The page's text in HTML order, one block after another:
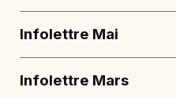
Infolettre Mai
Infolettre Mars